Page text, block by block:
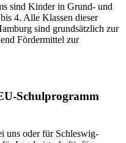
sind Kinder in Grund- und
4. Alle Klassen dieser
sind grundsätzlich zur
Fördermittel zur
Schulprogramm
uns oder für Schleswig-